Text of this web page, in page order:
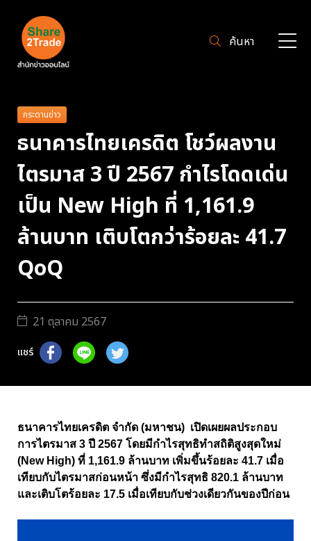
ค้นหา
กระดานข่าว
ธนาคารไทยเครดิต โชว์ผลงาน
ไตรมาส 3 ปี 2567 กำไรโดดเด่น
เป็น New High ที่ 1,161.9
ล้านบาท เติบโตกว่าร้อยละ 41.7
QoQ
21 ตุลาคม 2567
แชร์
ธนาคารไทยเครดิต จำกัด (มหาชน) เปิดเผยผลประกอบ
การไตรมาส 3 ปี 2567 โดยมีกำไรสุทธิทำสถิติสูงสุดใหม่
(New High) ที่ 1,161.9 ล้านบาท เพิ่มขึ้นร้อยละ 41.7 เมื่อ
เทียบกับไตรมาสก่อนหน้า ซึ่งมีกำไรสุทธิ 820.1 ล้านบาท
และเติบโตร้อยละ 17.5 เมื่อเทียบกับช่วงเดียวกันของปีก่อน